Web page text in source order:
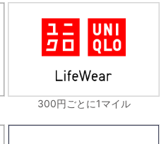
300円ごとに1マイル